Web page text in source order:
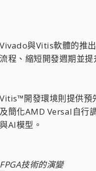
Vivado與Vitis軟體的推
流程、縮短開發週期並提
Vitis™開發環境則提供預
及簡化AMD Versal自行
與AI模型。
FPGA技術的演變